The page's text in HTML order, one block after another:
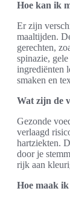
Hoe kan ik
Er zijn
maaltijden.
gerechten,
spinazie,
ingrediënten
smaken en
Wat zijn de
Gezonde
verlaagd
hartziekten.
door je
rijk aan
Hoe maak